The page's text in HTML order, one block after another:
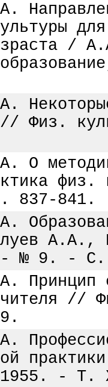
/
// Физ.
О
837-841.
А.А.,
№ 9. - С.
Принцип
1955. -